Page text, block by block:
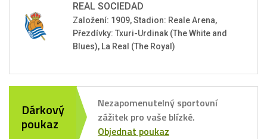
REAL SOCIEDAD
Založení: 1909, Stadion: Reale Arena,
Přezdívky: Txuri-Urdinak (The White and
Blues), La Real (The Royal)
Dárkový
poukaz
Nezapomenutelný sportovní
zážitek pro vaše blízké.
Objednat poukaz